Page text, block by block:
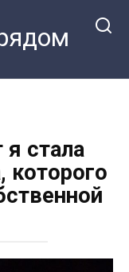
стала
которого